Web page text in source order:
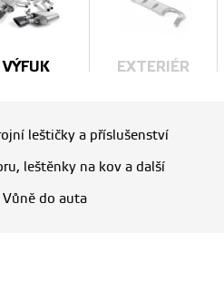
VÝFUK EXTERIÉR
leštičky a příslušenství
leštěnky na kov a další
Vůně do auta